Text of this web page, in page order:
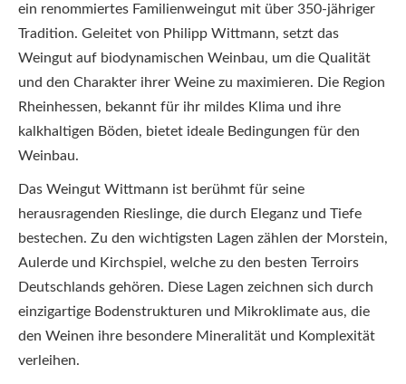
ein renommiertes Familienweingut mit über 350-jähriger
Tradition. Geleitet von Philipp Wittmann, setzt das
Weingut auf biodynamischen Weinbau, um die Qualität
und den Charakter ihrer Weine zu maximieren. Die Region
Rheinhessen, bekannt für ihr mildes Klima und ihre
kalkhaltigen Böden, bietet ideale Bedingungen für den
Weinbau.
Das Weingut Wittmann ist berühmt für seine
herausragenden Rieslinge, die durch Eleganz und Tiefe
bestechen. Zu den wichtigsten Lagen zählen der Morstein,
Aulerde und Kirchspiel, welche zu den besten Terroirs
Deutschlands gehören. Diese Lagen zeichnen sich durch
einzigartige Bodenstrukturen und Mikroklimate aus, die
den Weinen ihre besondere Mineralität und Komplexität
verleihen.